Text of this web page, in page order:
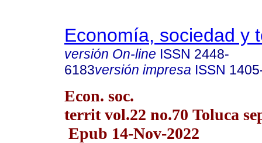
Economía, sociedad y
versión On-line ISSN 2448-
6183versión impresa ISSN
Econ. soc.
territ vol.22 no.70 Toluca
Epub 14-Nov-2022